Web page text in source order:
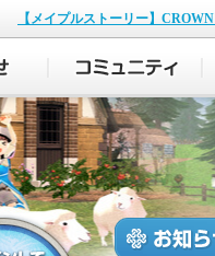
NEXON
【メイプルストーリー】